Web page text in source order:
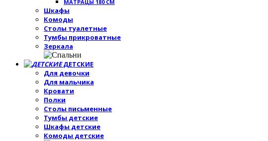
МАТРАЦЫ 180 СМ
Шкафы
Комоды
Столы туалетные
Тумбы прикроватные
Зеркала
ДЕТСКИЕ
Для девочки
Для мальчика
Кровати
Полки
Столы письменные
Тумбы детские
Шкафы детские
Комоды детские